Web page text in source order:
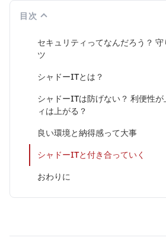
目次
セキュリティってなんだろう？
ツ
シャドーITとは？
シャドーITは防げない？ 利便性
ィは上がる？
良い環境と納得感って大事
シャドーITと付き合っていく
おわりに